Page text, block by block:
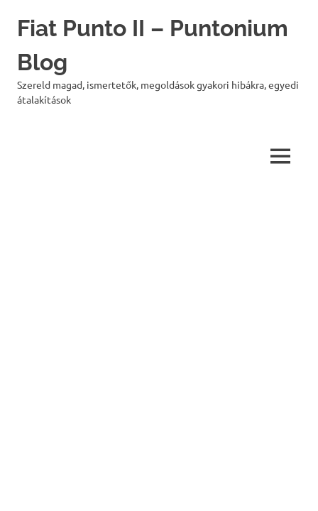
Fiat Punto II – Puntonium
Blog
Szereld magad, ismertetők, megoldások gyakori hibákra, egyedi
átalakítások
MENU